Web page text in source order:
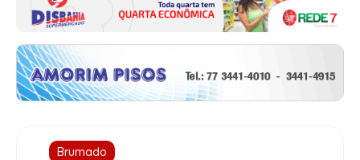
Brumado